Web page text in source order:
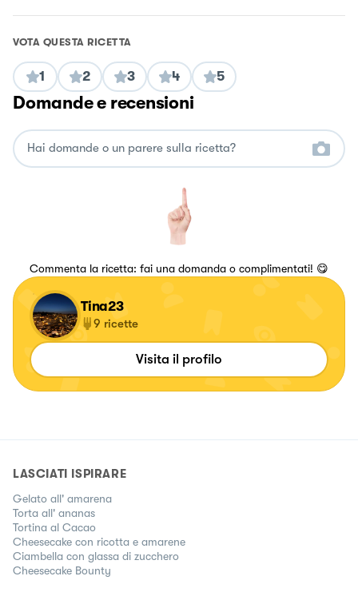
VOTA QUESTA RICETTA
1 2 3 4 5
Domande e recensioni
Commenta la ricetta: fai una domanda o complimentati! 😋
Tina23
9 ricette
Visita il profilo
LASCIATI ISPIRARE
Gelato all' amarena
Torta all' ananas
Tortina al Cacao
Cheesecake con ricotta e amarene
Ciambella con glassa di zucchero
Cheesecake Bounty